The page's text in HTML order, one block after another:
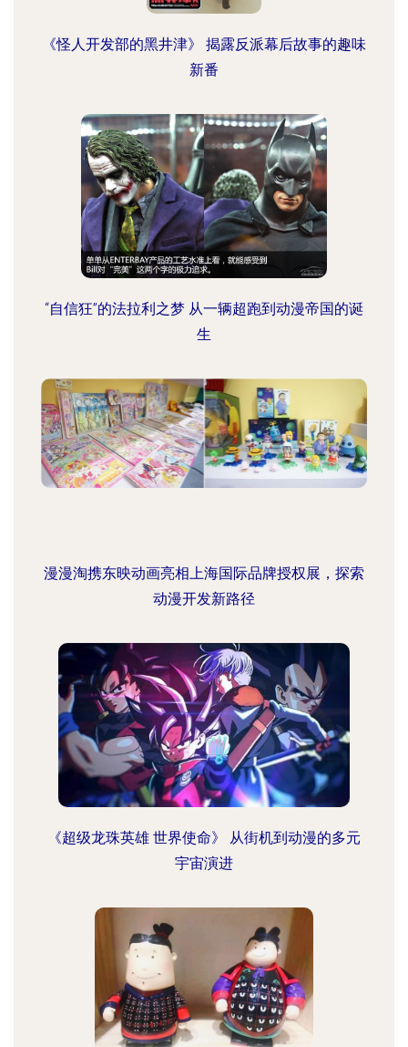
《怪人开发部的黑井津》 揭露反派幕后故事的趣味
新番
“自信狂”的法拉利之梦 从一辆超跑到动漫帝国的诞
生
漫漫淘携东映动画亮相上海国际品牌授权展，探索
动漫开发新路径
《超级龙珠英雄 世界使命》 从街机到动漫的多元
宇宙演进